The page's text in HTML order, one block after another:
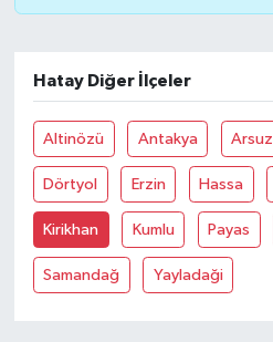
Hatay Diğer İlçeler
Altinözü Antakya Arsuz
Dörtyol Erzin Hassa
Kirikhan Kumlu Payas
Samandağ Yayladaği